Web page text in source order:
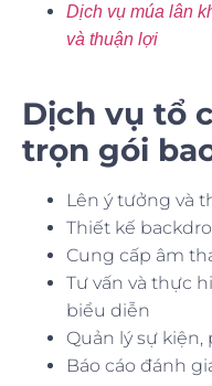
Dịch vụ múa lân
và thuận lợi
Dịch vụ tổ
trọn gói
Lên ý tưởng và
Thiết kế
Cung cấp âm
Tư vấn và thực
biểu diễn
Quản lý sự
Báo cáo đánh